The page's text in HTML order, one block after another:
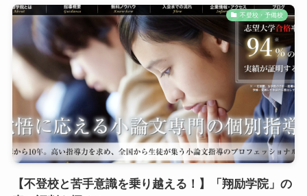
不登校・予備校
【不登校と苦手意識を乗り越える！】「翔励学院」の